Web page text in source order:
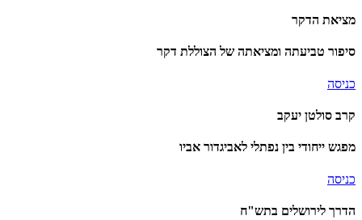
מציאת הדקר
סיפור טביעתה ומציאתה של הצוללת דקר
כניסה
קרב סולטן יעקב
מפגש ייחודי בין נפתלי לאביגדור אביו
כניסה
הדרך לירושלים בתש"ח